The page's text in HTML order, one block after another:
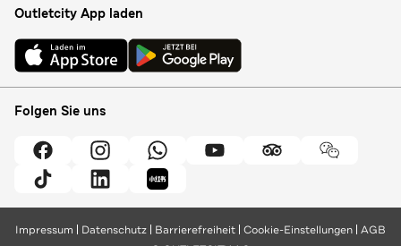
Outletcity App laden
Folgen Sie uns
Impressum Datenschutz Barrierefreiheit Cookie-Einstellungen AGB